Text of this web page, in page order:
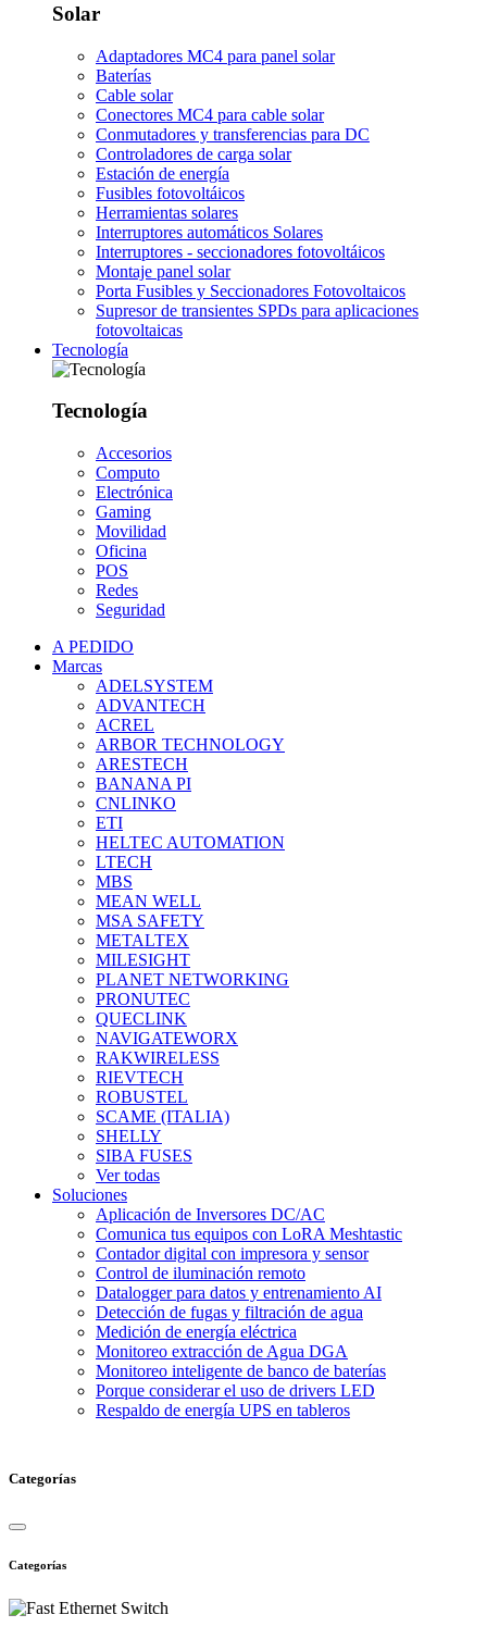
Solar
Adaptadores MC4 para panel solar
Baterías
Cable solar
Conectores MC4 para cable solar
Conmutadores y transferencias para DC
Controladores de carga solar
Estación de energía
Fusibles fotovoltáicos
Herramientas solares
Interruptores automáticos Solares
Interruptores - seccionadores fotovoltáicos
Montaje panel solar
Porta Fusibles y Seccionadores Fotovoltaicos
Supresor de transientes SPDs para aplicaciones
fotovoltaicas
Tecnología
Tecnología
Accesorios
Computo
Electrónica
Gaming
Movilidad
Oficina
POS
Redes
Seguridad
A PEDIDO
Marcas
ADELSYSTEM
ADVANTECH
ACREL
ARBOR TECHNOLOGY
ARESTECH
BANANA PI
CNLINKO
ETI
HELTEC AUTOMATION
LTECH
MBS
MEAN WELL
MSA SAFETY
METALTEX
MILESIGHT
PLANET NETWORKING
PRONUTEC
QUECLINK
NAVIGATEWORX
RAKWIRELESS
RIEVTECH
ROBUSTEL
SCAME (ITALIA)
SHELLY
SIBA FUSES
Ver todas
Soluciones
Aplicación de Inversores DC/AC
Comunica tus equipos con LoRA Meshtastic
Contador digital con impresora y sensor
Control de iluminación remoto
Datalogger para datos y entrenamiento AI
Detección de fugas y filtración de agua
Medición de energía eléctrica
Monitoreo extracción de Agua DGA
Monitoreo inteligente de banco de baterías
Porque considerar el uso de drivers LED
Respaldo de energía UPS en tableros
Categorías
Categorías